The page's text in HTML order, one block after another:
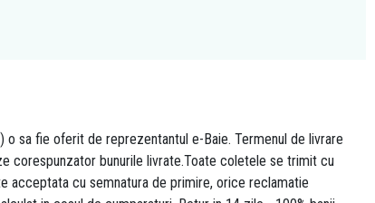
sa fie oferit de reprezentantul e-Baie. Termenul de livrare
corespunzator bunurile livrate.Toate coletele se trimit cu
acceptata cu semnatura de primire, orice reclamatie